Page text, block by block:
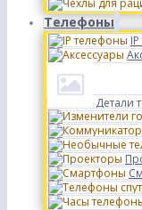
Телефоны
Детали